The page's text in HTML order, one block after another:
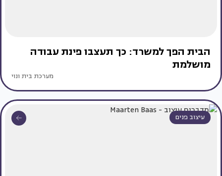
הבית הפך למשרד: כך תעצבו פינת עבודה
מושלמת
מערכת בית ונוי
עיצוב פנים